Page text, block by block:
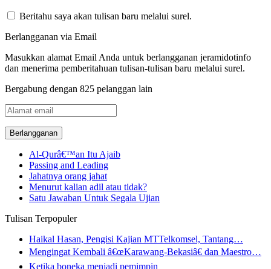
Beritahu saya akan tulisan baru melalui surel.
Berlangganan via Email
Masukkan alamat Email Anda untuk berlangganan jeramidotinfo
dan menerima pemberitahuan tulisan-tulisan baru melalui surel.
Bergabung dengan 825 pelanggan lain
Alamat
email
Al-Qurâ€™an Itu Ajaib
Passing and Leading
Jahatnya orang jahat
Menurut kalian adil atau tidak?
Satu Jawaban Untuk Segala Ujian
Tulisan Terpopuler
Haikal Hasan, Pengisi Kajian MTTelkomsel, Tantang…
Mengingat Kembali â€œKarawang-Bekasiâ€ dan Maestro…
Ketika boneka menjadi pemimpin